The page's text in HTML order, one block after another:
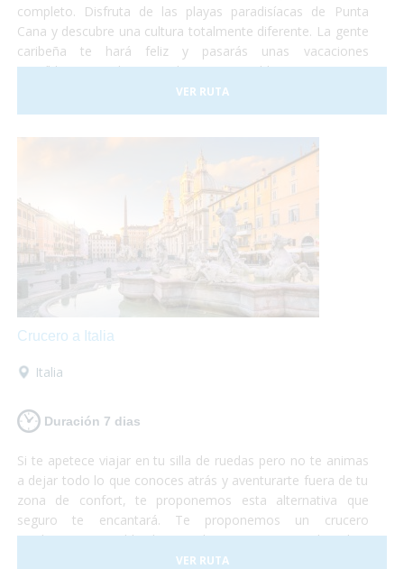
completo. Disfruta de las playas paradisíacas de Punta
Cana y descubre una cultura totalmente diferente. La gente
caribeña te hará feliz y pasarás unas vacaciones
increíbles en un lugar totalmente accesible para personas
con discapacidad. ¡Sólo deberás preocuparte por disfrutar!
VER RUTA
Crucero a Italia
Italia
Duración 7 dias
Si te apetece viajar en tu silla de ruedas pero no te animas
a dejar todo lo que conoces atrás y aventurarte fuera de tu
zona de confort, te proponemos esta alternativa que
seguro te encantará. Te proponemos un crucero
totalmente accesible de Barcelona a Roma en el cual te
embarcarás con tu propio vehículo para luego poder
VER RUTA